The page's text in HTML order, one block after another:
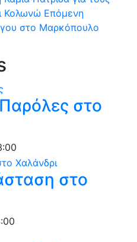
Κολωνώ Επόμενη
στο Μαρκόπουλο
στο
στο